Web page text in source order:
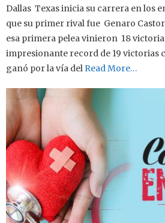
Dallas Texas inicia su carrera en los
que su primer rival fue Genaro
esa primera pelea vinieron 18
impresionante record de 19 victorias
ganó por la vía del Read More…